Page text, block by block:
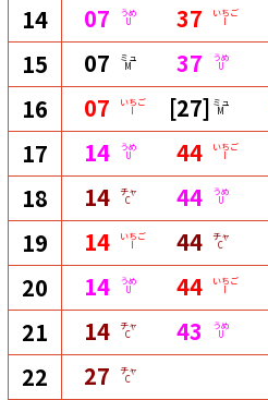
14 07 うめ
U 37 いちご
I
15 07 ミュ
M 37 うめ
U
16 07 いちご
I [27] ミュ
M
17 14 うめ
U 44 いちご
I
18 14 チャ
C 44 うめ
U
19 14 いちご
I 44 チャ
C
20 14 うめ
U 44 いちご
I
21 14 チャ
C 43 うめ
U
22 27 チャ
C